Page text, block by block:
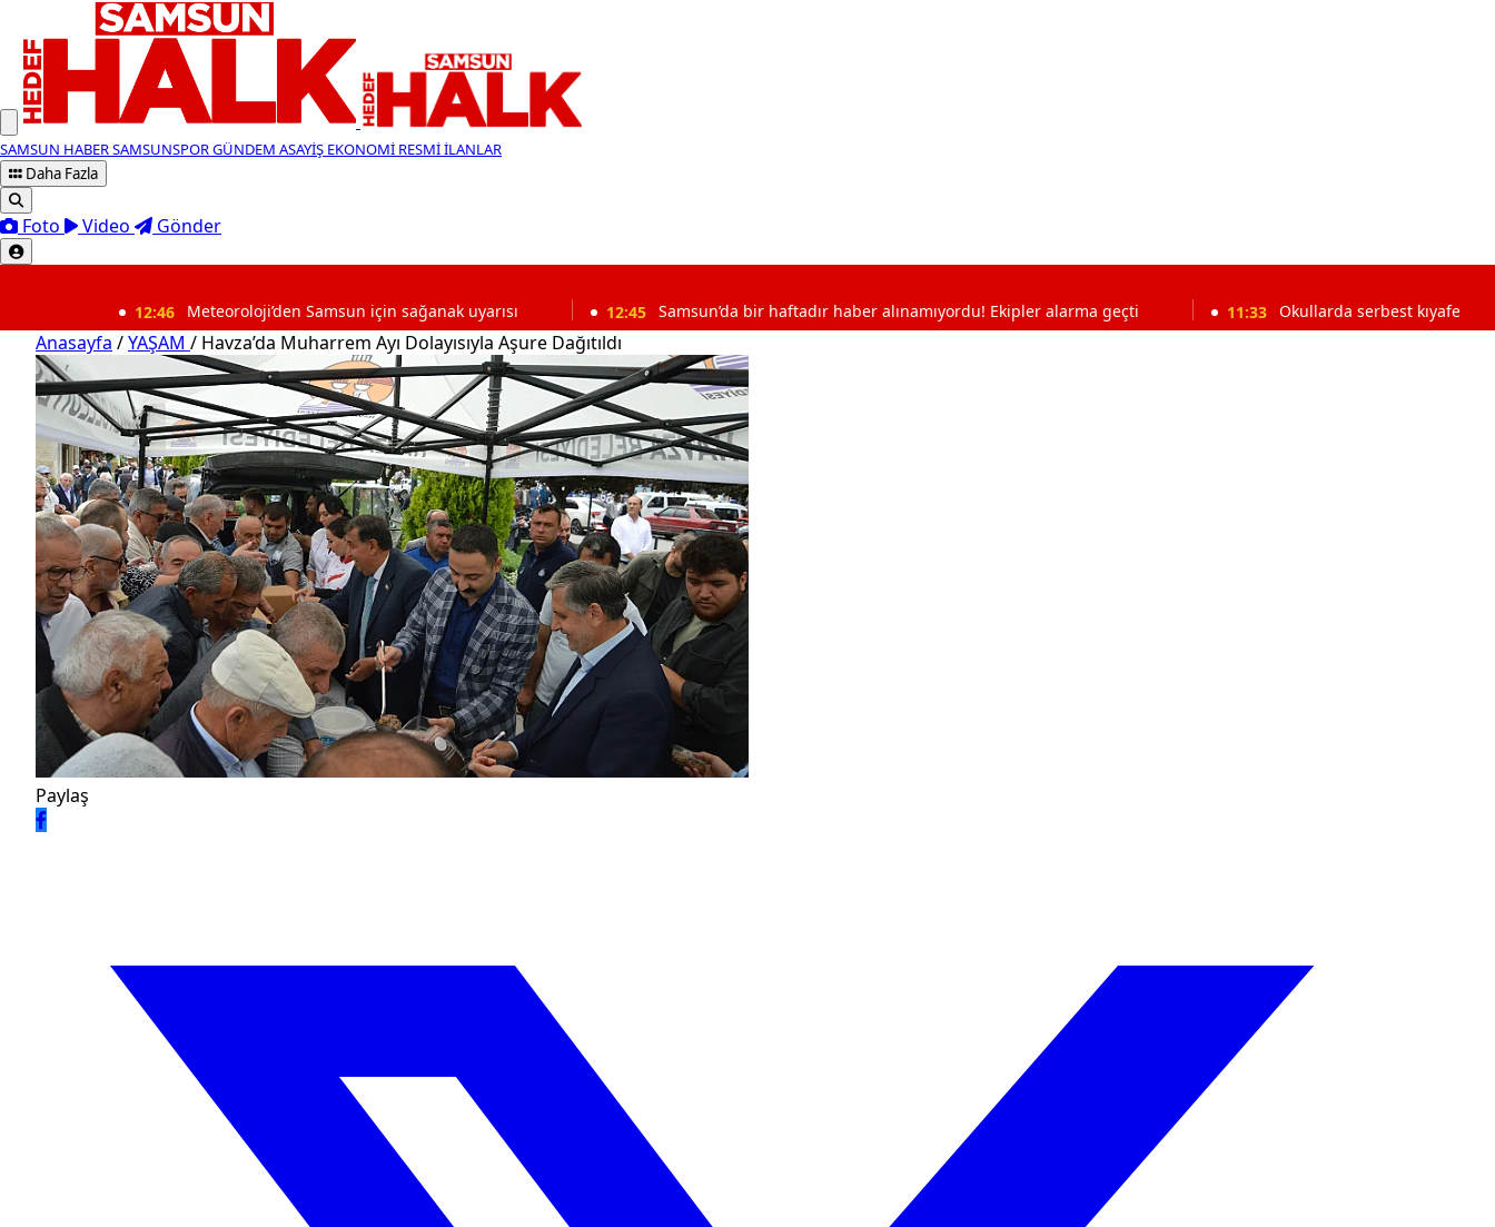
SAMSUN HABERSAMSUNSPORGÜNDEM ASAYİŞ EKONOMİ RESMİ İLANLAR
Daha Fazla
Foto Video Gönder
Meteoroloji’den Samsun için sağanak uyarısı Samsun’da bir haftadır haber alınamıyordu! Ekipler alarma geçti Okullarda serbest kıyafet neden
Anasayfa /YAŞAM / Havza’da Muharrem Ayı Dolayısıyla Aşure Dağıtıldı
Paylaş